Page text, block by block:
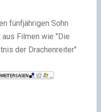
fünfjährigen Sohn
Filmen wie "Die
der Drachenreiter"